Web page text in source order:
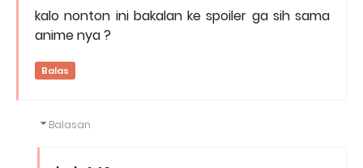
kalo nonton ini bakalan ke spoiler ga sih sama
anime nya ?
Balas
Balasan